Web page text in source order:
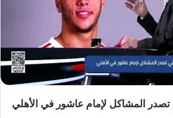
المشاكل لإمام عاشور في الأهلي